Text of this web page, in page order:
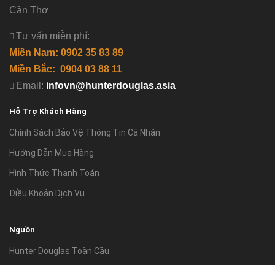
Cần Thơ
Tư vấn miễn phí:
Miền Nam: 0902 35 83 89
Miền Bắc: 0904 03 88 11
Email: infovn@hunterdouglas.asia
Hỗ Trợ Khách Hàng
Chính Sách Bảo Vệ Thông Tin Cá Nhân
Hướng Dẫn Mua Hàng
Hình Thức Thanh Toán
Điều Khoản Dịch Vụ
Nguồn
Hunter Douglas Toàn Cầu